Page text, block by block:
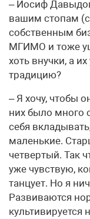
– Иосиф
вашим стопам
собственным
МГИМО и тоже
хоть внучки, а
традицию?
– Я хочу, чтобы
них было много
себя
маленькие.
четвертый. Так
уже чувствую,
танцует. Но я
Развиваются
культивируется